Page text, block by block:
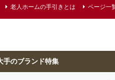
老人ホームの手引きとは ページ一
手のブランド特集